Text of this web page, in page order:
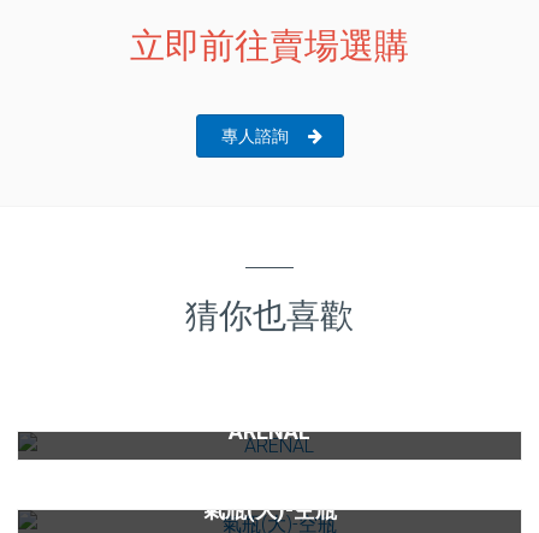
立即前往賣場選購
專人諮詢
猜你也喜歡
ARENAL
氣瓶(大)-空瓶